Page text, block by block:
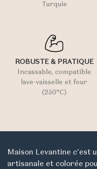
Turquie
ROBUSTE & PRATIQUE
Incassable, compatible
lave-vaisselle et four
(250°C)
Maison Levantine c'est
artisanale et colorée